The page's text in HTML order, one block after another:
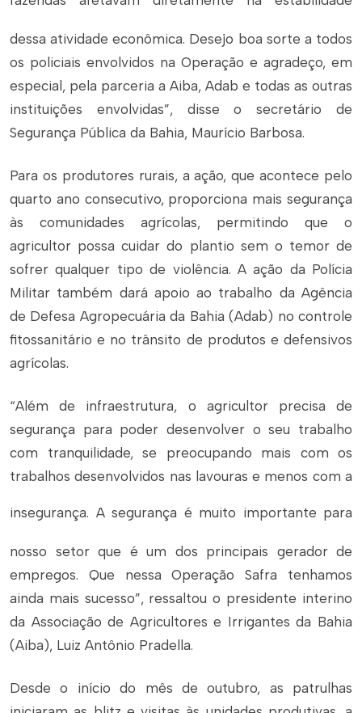
dessa atividade econômica. Desejo boa sorte a todos
os policiais envolvidos na Operação e agradeço, em
especial, pela parceria a Aiba, Adab e todas as outras
instituições envolvidas”, disse o secretário de
Segurança Pública da Bahia, Maurício Barbosa.
Para os produtores rurais, a ação, que acontece pelo
quarto ano consecutivo, proporciona mais segurança
às comunidades agrícolas, permitindo que o
agricultor possa cuidar do plantio sem o temor de
sofrer qualquer tipo de violência. A ação da Polícia
Militar também dará apoio ao trabalho da Agência
de Defesa Agropecuária da Bahia (Adab) no controle
fitossanitário e no trânsito de produtos e defensivos
agrícolas.
“Além de infraestrutura, o agricultor precisa de
segurança para poder desenvolver o seu trabalho
com tranquilidade, se preocupando mais com os
trabalhos desenvolvidos nas lavouras e menos com a
insegurança. A segurança é muito importante para
nosso setor que é um dos principais gerador de
empregos. Que nessa Operação Safra tenhamos
ainda mais sucesso”, ressaltou o presidente interino
da Associação de Agricultores e Irrigantes da Bahia
(Aiba), Luiz Antônio Pradella.
Desde o início do mês de outubro, as patrulhas